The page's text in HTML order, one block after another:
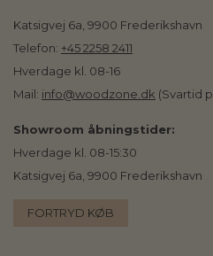
Katsigvej 6a, 9900 Frederikshavn
Telefon: +45 2258 2411
Hverdage kl. 08-16
Mail: info@woodzone.dk (Svartid
Showroom åbningstider:
Hverdage kl. 08-15:30
Katsigvej 6a, 9900 Frederikshavn
FORTRYD KØB